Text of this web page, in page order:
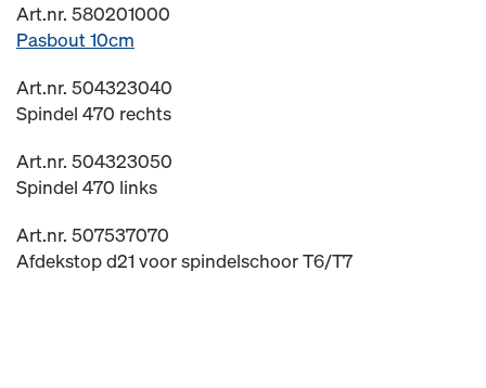
Art.nr. 580201000
Pasbout 10cm
Art.nr. 504323040
Spindel 470 rechts
Art.nr. 504323050
Spindel 470 links
Art.nr. 507537070
Afdekstop d21 voor spindelschoor T6/T7